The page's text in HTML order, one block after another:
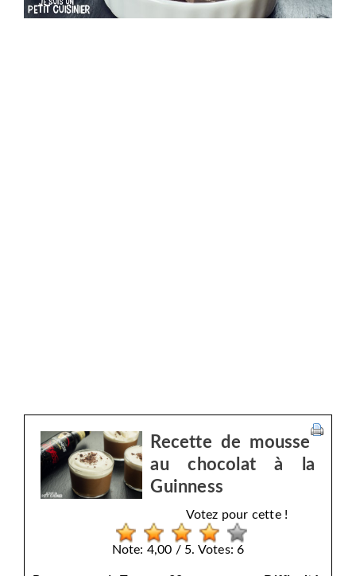
Recette de mousse
au chocolat à la
Guinness
Votez pour cette !
Note: 4,00 / 5. Votes: 6